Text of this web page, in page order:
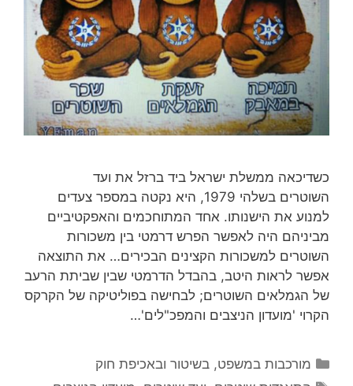
כשדיכאה ממשלת ישראל ביד ברזל את ועד
השוטרים בשלהי 1979, היא נקטה במספר צעדים
למנוע את הישנותו. אחד המתוחכמים והאפקטיביים
מביניהם היה לאפשר הפרש דרמטי בין משכורות
השוטרים למשכורות הקצינים הבכירים… את התוצאה
אפשר לראות היטב, בהבדל הדרמטי שבין שביתת הרעב
של הגמלאים השוטרים; לבחישה בפוליטיקה של הקרקס
הקרוי 'מועדון הניצבים והמפכ"לים'…
קטגוריות
מורכבות במשפט, בשיטור ובאכיפת חוק